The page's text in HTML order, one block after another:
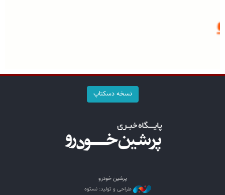
نسخه دسکتاپ
پرشین خودرو
طراحی و تولید: نستوه